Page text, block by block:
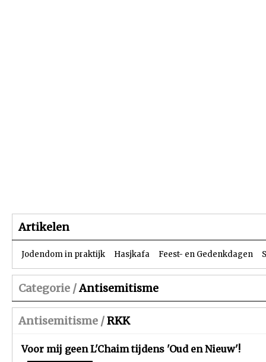
Artikelen
Jodendom in praktijk Hasjkafa Feest- en Gedenkdagen
Categorie /Antisemitisme
Antisemitisme /RKK
Voor mij geen L'Chaim tijdens 'Oud en Nieuw'!